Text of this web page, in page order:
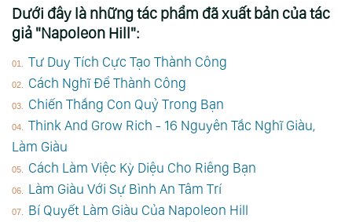
Dưới đây là những tác phẩm đã xuất bản của tác
giả "Napoleon Hill":
Tư Duy Tích Cực Tạo Thành Công
Cách Nghĩ Để Thành Công
Chiến Thắng Con Quỷ Trong Bạn
Think And Grow Rich - 16 Nguyên Tắc Nghĩ Giàu,
Làm Giàu
Cách Làm Việc Kỳ Diệu Cho Riêng Bạn
Làm Giàu Với Sự Bình An Tâm Trí
Bí Quyết Làm Giàu Của Napoleon Hill